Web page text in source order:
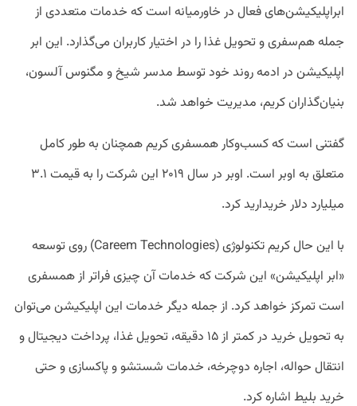
ابراپلیکیشن‌های فعال در خاورمیانه است که خدمات متعددی از
جمله هم‌سفری و تحویل غذا را در اختیار کاربران می‌گذارد. این ابر
اپلیکیشن در ادمه روند خود توسط مدسر شیخ و مگنوس آلسون،
بنیان‌گذاران کریم، مدیریت خواهد شد.
گفتنی است که کسب‌وکار همسفری کریم همچنان به طور کامل
متعلق به اوبر است. اوبر در سال ۲۰۱۹ این شرکت را به قیمت ۳.۱
میلیارد دلار خریدارید کرد.
با این حال کریم تکنولوژی (Careem Technologies) روی توسعه
«ابر اپلیکیشن» این شرکت که خدمات آن چیزی فراتر از همسفری
است تمرکز خواهد کرد. از جمله دیگر خدمات این اپلیکیشن می‌توان
به تحویل خرید در کمتر از ۱۵ دقیقه، تحویل غذا، پرداخت دیجیتال و
انتقال حواله، اجاره دوچرخه، خدمات شستشو و پاکسازی و حتی
خرید بلیط اشاره کرد.